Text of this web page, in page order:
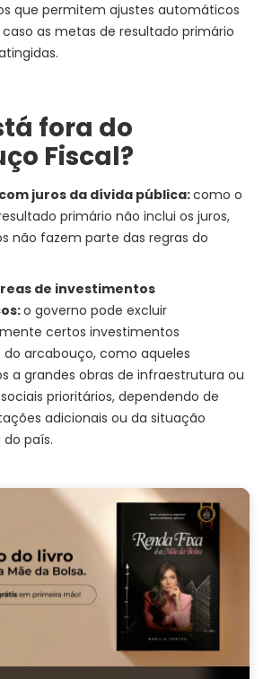
que permitem ajustes automáticos
caso as metas de resultado primário
fora do
Fiscal?
juros da dívida pública:como o
primário não inclui os juros,
não fazem parte das regras do
de investimentos
o governo pode excluir
certos investimentos
arcabouço, como aqueles
a grandes obras de infraestrutura ou
prioritários, dependendo de
adicionais ou da situação
país.